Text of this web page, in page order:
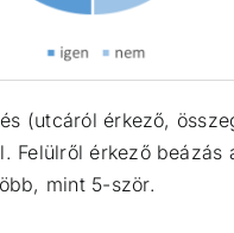
(utcáról érkező,
Felülről érkező beázás
mint 5-ször.